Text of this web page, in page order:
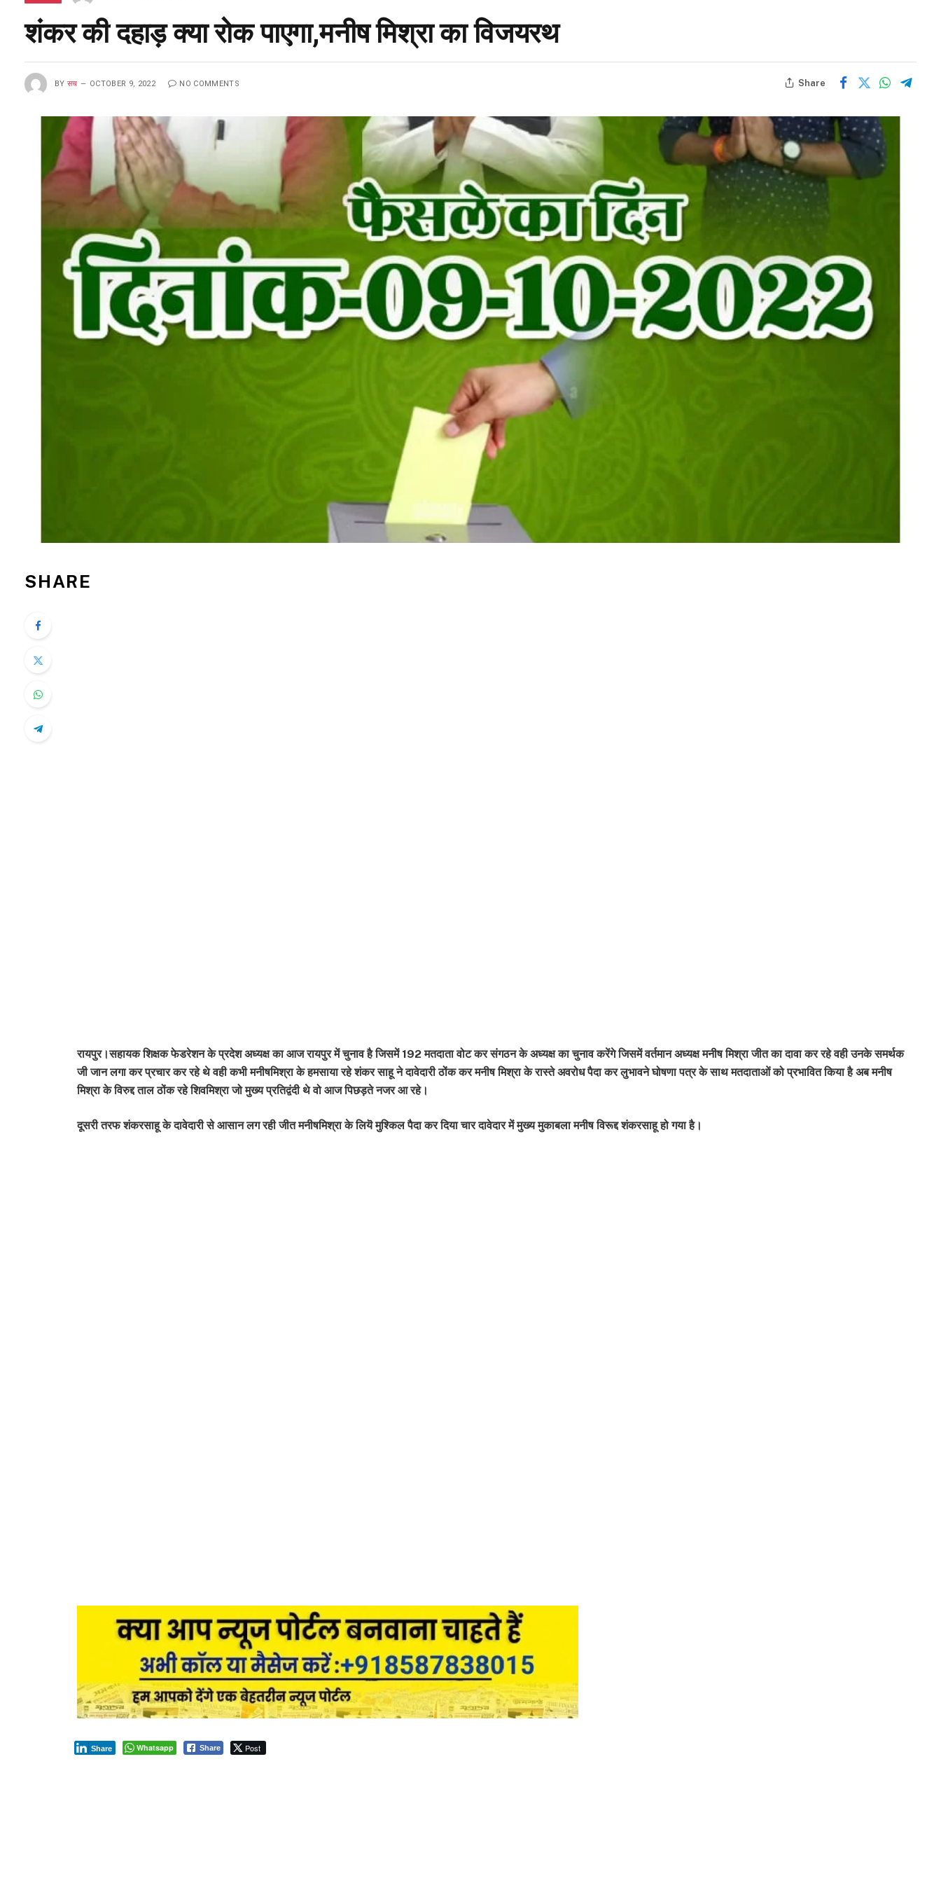
शंकर की दहाड़ क्या रोक पाएगा,मनीष मिश्रा का विजयरथ
BY सच OCTOBER 9, 2022 NO COMMENTS Share
SHARE
रायपुर।सहायक शिक्षक फेडरेशन के प्रदेश अध्यक्ष का आज रायपुर में चुनाव है जिसमें 192 मतदाता वोट कर संगठन के अध्यक्ष का चुनाव करेंगे जिसमें वर्तमान अध्यक्ष मनीष मिश्रा जीत का दावा कर रहे वही उनके समर्थक
जी जान लगा कर प्रचार कर रहे थे वही कभी मनीषमिश्रा के हमसाया रहे शंकर साहू ने दावेदारी ठोंक कर मनीष मिश्रा के रास्ते अवरोध पैदा कर लुभावने घोषणा पत्र के साथ मतदाताओं को प्रभावित किया है अब मनीष
मिश्रा के विरुद्द ताल ठोंक रहे शिवमिश्रा जो मुख्य प्रतिद्वंदी थे वो आज पिछड़ते नजर आ रहे।
दूसरी तरफ शंकरसाहू के दावेदारी से आसान लग रही जीत मनीषमिश्रा के लियॆ मुश्किल पैदा कर दिया चार दावेदार में मुख्य मुकाबला मनीष विरूद्द शंकरसाहू हो गया है।
Whatsapp Share Post
Share